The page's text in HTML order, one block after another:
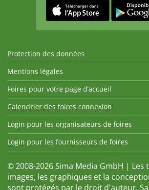
Protection des données
Mentions légales
Foires pour votre page d’accueil
Calendrier des foires connexion
Login pour les organisateurs de foires
Login pour les fournisseurs de foires
© 2008-2026 Sima Media GmbH | Les
images, les graphiques et la
sont protégés par le droit d'auteur.